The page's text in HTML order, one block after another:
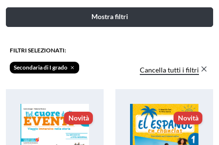
Mostra filtri
FILTRI SELEZIONATI:
Secondaria di I grado Cancella tutti i filtri
Novità Novità